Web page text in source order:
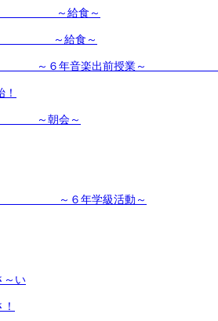
～給食～
給食～
もたち ～６年音楽出前授業～
～朝会～
６年学級活動～
～い